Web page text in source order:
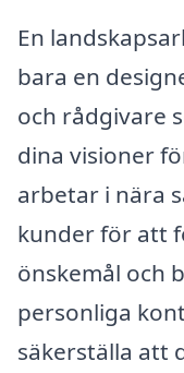
En
bara en
och rådgivare
dina visioner
arbetar i nära
kunder för att
önskemål och
personliga
säkerställa att